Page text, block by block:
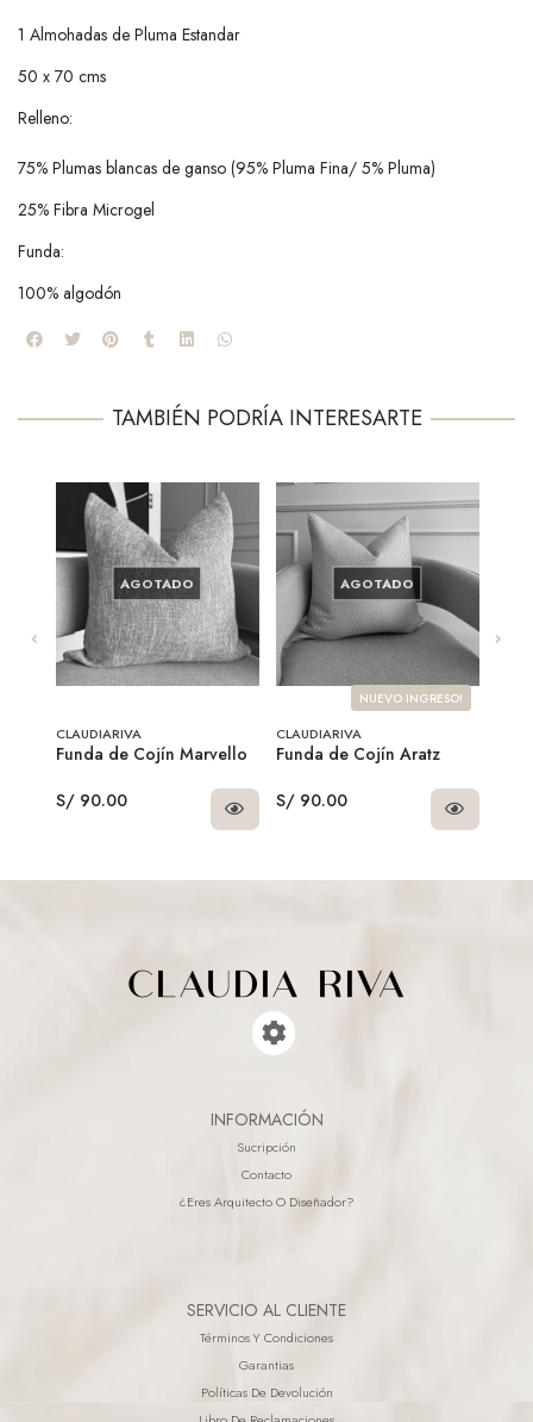
1 Almohadas de Pluma Estandar
50 x 70 cms
Relleno:
75% Plumas blancas de ganso (95% Pluma Fina/ 5% Pluma)
25% Fibra Microgel
Funda:
100% algodón
TAMBIÉN PODRÍA INTERESARTE
AGOTADO
CLAUDIARIVA
Funda de Cojín Marvello
S/ 90.00
AGOTADO
NUEVO INGRESO!
CLAUDIARIVA
Funda de Cojín Aratz
S/ 90.00
INFORMACIÓN
Sucripción
Contacto
¿eres Arquitecto O Diseñador?
SERVICIO AL CLIENTE
Términos Y Condiciones
Garantias
Políticas De Devolución